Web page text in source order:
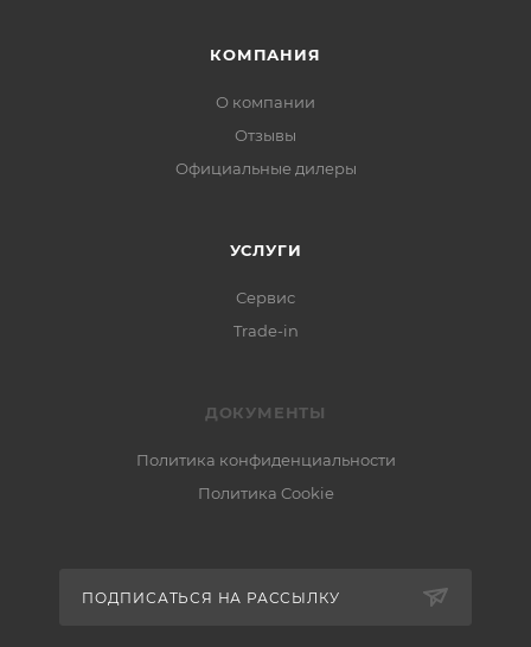
КОМПАНИЯ
О компании
Отзывы
Официальные дилеры
УСЛУГИ
Сервис
Trade-in
ДОКУМЕНТЫ
Политика конфиденциальности
Политика Cookie
ПОДПИСАТЬСЯ НА РАССЫЛКУ